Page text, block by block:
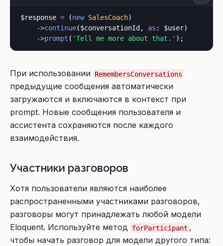
$response = (new SalesCoach)
->continue($conversationId, as : $user)
->prompt ( 'Tell me more about that.'
При использовании RemembersConversations
предыдущие сообщения автоматически
загружаются и включаются в контекст при
prompt. Новые сообщения пользователя и
ассистента сохраняются после каждого
взаимодействия.
Участники разговоров
Хотя пользователи являются наиболее
распространенными участниками разговоров,
разговоры могут принадлежать любой модели
Eloquent. Используйте метод forParticipant ,
чтобы начать разговор для модели другого типа: